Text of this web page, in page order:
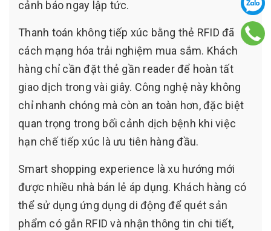
cảnh báo ngay lập tức.
Thanh toán không tiếp xúc bằng thẻ RFID đã
cách mạng hóa trải nghiệm mua sắm. Khách
hàng chỉ cần đặt thẻ gần reader để hoàn tất
giao dịch trong vài giây. Công nghệ này không
chỉ nhanh chóng mà còn an toàn hơn, đặc biệt
quan trọng trong bối cảnh dịch bệnh khi việc
hạn chế tiếp xúc là ưu tiên hàng đầu.
Smart shopping experience là xu hướng mới
được nhiều nhà bán lẻ áp dụng. Khách hàng có
thể sử dụng ứng dụng di động để quét sản
phẩm có gắn RFID và nhận thông tin chi tiết,